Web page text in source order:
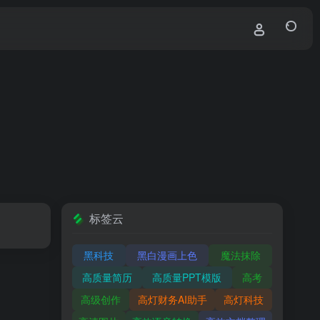
标签云
黑科技 黑白漫画上色
魔法抹除
高质量简历
高质量PPT模版
高考
高级创作
高灯财务AI助手
高灯科技